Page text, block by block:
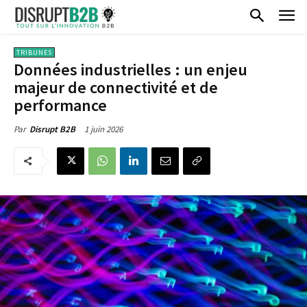
TRIBUNES
Données industrielles : un enjeu
majeur de connectivité et de
performance
Par Disrupt B2B 1 juin 2026